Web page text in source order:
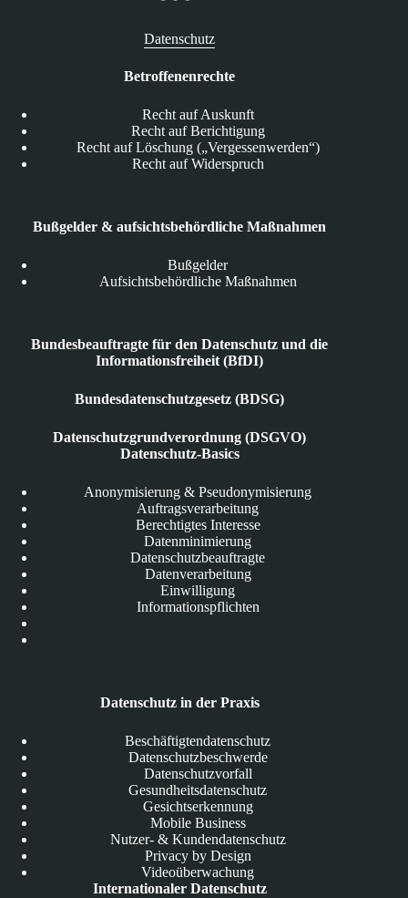
Datenschutz
Betroffenenrechte
Recht auf Auskunft
Recht auf Berichtigung
Recht auf Löschung („Vergessenwerden“)
Recht auf Widerspruch
Bußgelder & aufsichtsbehördliche Maßnahmen
Bußgelder
Aufsichtsbehördliche Maßnahmen
Bundesbeauftragte für den Datenschutz und die
Informationsfreiheit (BfDI)
Bundesdatenschutzgesetz (BDSG)
Datenschutzgrundverordnung (DSGVO)
Datenschutz-Basics
Anonymisierung & Pseudonymisierung
Auftragsverarbeitung
Berechtigtes Interesse
Datenminimierung
Datenschutzbeauftragte
Datenverarbeitung
Einwilligung
Informationspflichten
Datenschutz in der Praxis
Beschäftigtendatenschutz
Datenschutzbeschwerde
Datenschutzvorfall
Gesundheitsdatenschutz
Gesichtserkennung
Mobile Business
Nutzer- & Kundendatenschutz
Privacy by Design
Videoüberwachung
Internationaler Datenschutz